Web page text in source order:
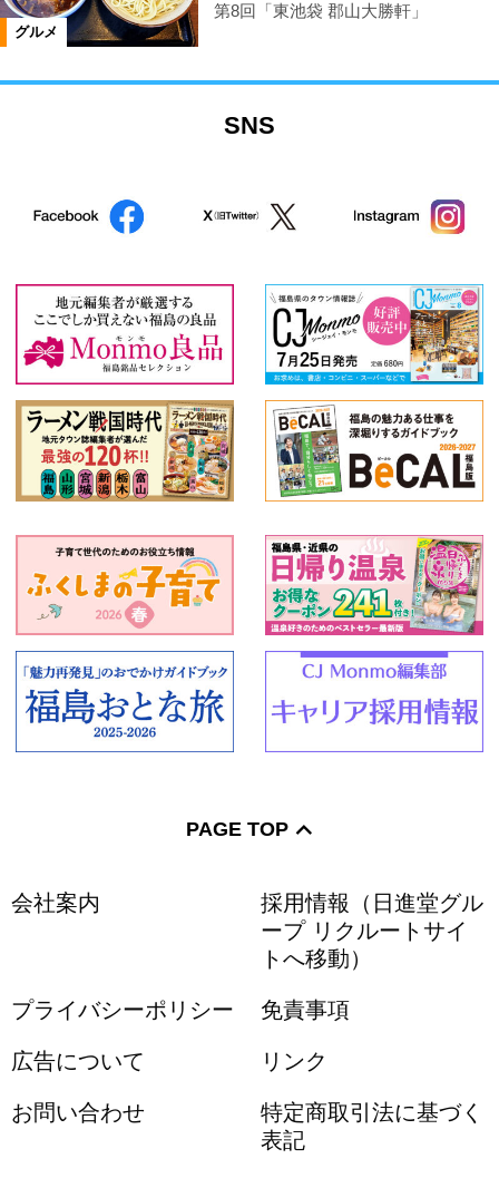
グルメ
第8回「東池袋 郡山大勝軒」
SNS
PAGE TOP
会社案内
採用情報（日進堂グル
ープ リクルートサイ
トへ移動）
プライバシーポリシー 免責事項
広告について リンク
お問い合わせ
特定商取引法に基づく
表記